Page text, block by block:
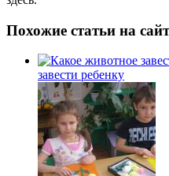
Похожие статьи на
завести ребенку